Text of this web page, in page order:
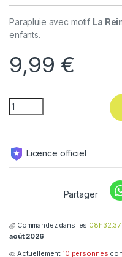
client
Parapluie avec motif La
enfants.
9,99 €
Licence officiel
Partager
Commandez dans les 08h32:37
août 2026
Actuellement10 personnes